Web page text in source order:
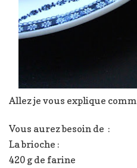
Allez je vous explique
Vous aurez besoin de :
La brioche :
420 g de farine